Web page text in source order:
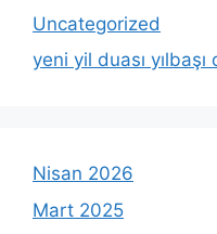
Uncategorized
yeni yil duası yılbaşı
Nisan 2026
Mart 2025